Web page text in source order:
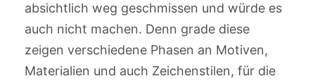
absichtlich weg geschmissen und würde es
auch nicht machen. Denn grade diese
zeigen verschiedene Phasen an Motiven,
Materialien und auch Zeichenstilen, für die